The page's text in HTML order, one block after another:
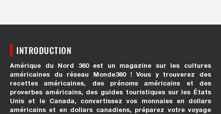
INTRODUCTION
Amérique du Nord 360 est un magazine sur les cultures
américaines du réseau Monde360 ! Vous y trouverez des
recettes américaines, des prénoms américains et des
proverbes américains, des guides touristiques sur les États
Unis et le Canada, convertissez vos monnaies en dollars
américains et en dollars canadiens, préparez votre voyage